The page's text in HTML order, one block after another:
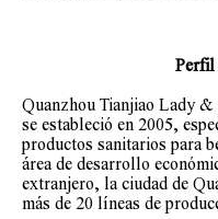
Perfil
Quanzhou Tianjiao Lady
se estableció en 2005,
productos sanitarios para
área de desarrollo
extranjero, la ciudad de
más de 20 líneas de